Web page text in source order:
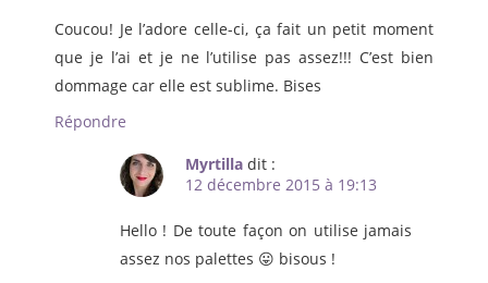
Coucou! Je l’adore celle-ci, ça fait un petit moment
que je l’ai et je ne l’utilise pas assez!!! C’est bien
dommage car elle est sublime. Bises
Répondre
Myrtilla dit :
12 décembre 2015 à 19:13
Hello ! De toute façon on utilise jamais
assez nos palettes 😛 bisous !